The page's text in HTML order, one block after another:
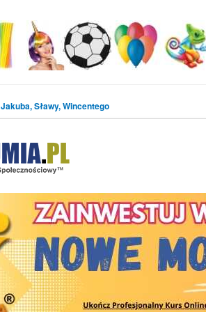
Jakuba, Sławy, Wincentego